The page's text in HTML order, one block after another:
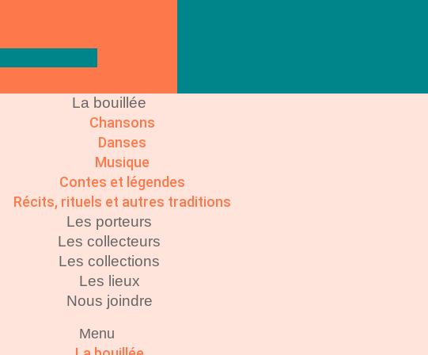
La bouillée
Chansons
Danses
Musique
Contes et légendes
Récits, rituels et autres traditions
Les porteurs
Les collecteurs
Les collections
Les lieux
Nous joindre
Menu